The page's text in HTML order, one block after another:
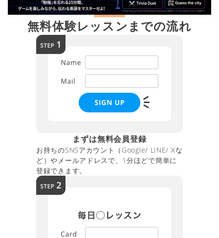
無料体験レッスンまでの流れ
まずは無料会員登録
お持ちのSNSアカウント（Google/ LINE/ Xな
ど）やメールアドレスで、1分ほどで簡単に
登録できます。